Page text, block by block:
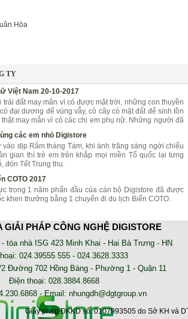
Hòa
TY
Việt Nam 20-10-2017
trái đất may mắn vì có được mặt trời, những con thuyền
đại dương để vùng vẫy, cỏ cây có mặt đất để sinh tồn
may mắn vì có các chị em phụ nữ. Những người đã
lại niềm vui, hạnh phúc, tươi trẻ cho Digistore.
các em nhỏ Digistore
vào dịp Rằm tháng Tám, khi ánh trăng sáng ngời chiếu
gian thì trẻ em trên khắp mọi miền Tổ quốc lại tưng
đón Tết Trung thu.
COTO 2017
trong 1 năm phấn đầu của cán bộ Digistore đã được
khen thưởng bằng 1 chuyến đi du lịch Biển COTO.
chấm công online nhà xe Tân Niên
công online AZZA HRM là phần mềm sử dụng trên
không cần cài đặt. Bạn có thể kiểm tra dữ liệu chấm
viên tại bất kỳ đâu
tại công ty May Trường Minh
lap dat may cham cong, phan mem cham cong
GIẢI PHÁP CÔNG NGHỆ DIGISTORE
tòa nhà ISG 423 Minh Khai - Hai Bà Trưng - HN
024.39555 555 - 024.3628.3333
Đường 702 Hồng Bàng - Phường 1 - Quận 11
Điện thoại: 028.3884.8668
- Email: nhungdh@dgtgroup.vn
Giấy phép ĐKKD số: 0107993505 do Sở KH và